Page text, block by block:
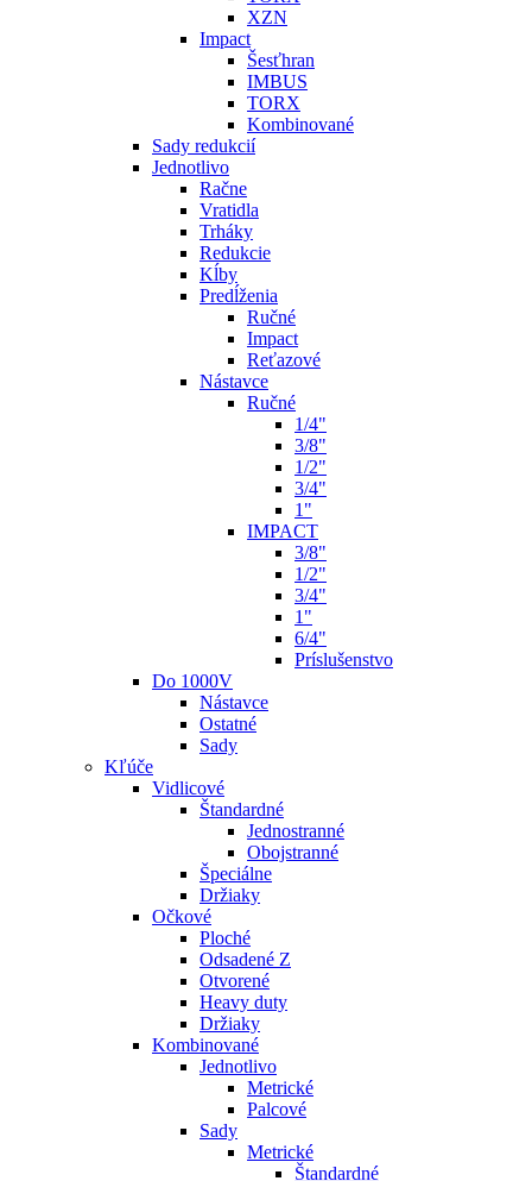
XZN
Impact
Šesťhran
IMBUS
TORX
Kombinované
Sady redukcií
Jednotlivo
Račne
Vratidla
Trháky
Redukcie
Kĺby
Predĺženia
Ručné
Impact
Reťazové
Nástavce
Ručné
1/4"
3/8"
1/2"
3/4"
1"
IMPACT
3/8"
1/2"
3/4"
1"
6/4"
Príslušenstvo
Do 1000V
Nástavce
Ostatné
Sady
Kľúče
Vidlicové
Štandardné
Jednostranné
Obojstranné
Špeciálne
Držiaky
Očkové
Ploché
Odsadené Z
Otvorené
Heavy duty
Držiaky
Kombinované
Jednotlivo
Metrické
Palcové
Sady
Metrické
Štandardné